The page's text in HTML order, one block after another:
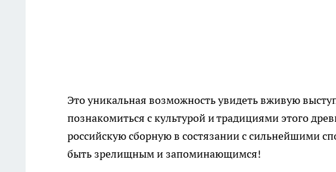
Это уникальная возможность увидеть вживую
познакомиться с культурой и традициями этого
российскую сборную в состязании с сильнейшими
быть зрелищным и запоминающимся!